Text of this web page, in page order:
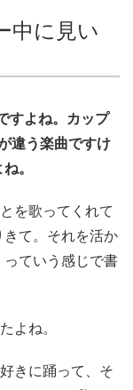
中に見い
すよね。カップ
違う楽曲ですけ
。
を歌ってくれて
て。それを活か
ていう感じで書
よね。
きに踊って、そ